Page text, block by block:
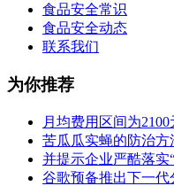
食品安全常识
食品安全动态
联系我们
为你推荐
月均费用区间为2100
苦瓜瓜实蝇的防治方
并提示企业严酷落实
谷歌预备推出下一